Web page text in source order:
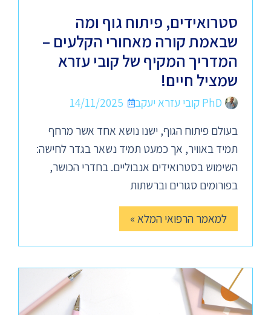
סטרואידים, פיתוח גוף ומה
שבאמת קורה מאחורי הקלעים –
המדריך המקיף של קובי עזרא
שמציל חיים!
PhD קובי עזרא יעקב
14/11/2025
בעולם פיתוח הגוף, ישנו נושא אחד אשר מרחף
תמיד באוויר, אך כמעט תמיד נשאר בגדר לחישה:
השימוש בסטרואידים אנבוליים. בחדרי הכושר,
בפורומים סגורים וברשתות
למאמר הרפואי המלא »